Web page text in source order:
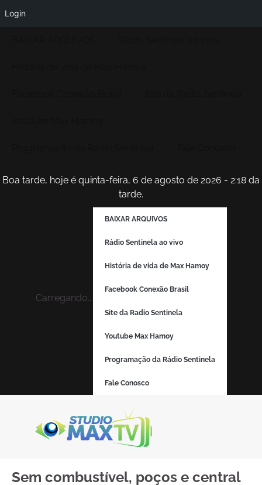
Boa tarde, hoje é quinta-feira, 6 de agosto de 2026 - 2:18 da
tarde.
Carregando...
BAIXAR ARQUIVOS
Rádio Sentinela ao vivo
História de vida de Max Hamoy
Facebook Conexão Brasil
Site da Radio Sentinela
Youtube Max Hamoy
Programação da Rádio Sentinela
Fale Conosco
Sem combustível, poços e central
Login